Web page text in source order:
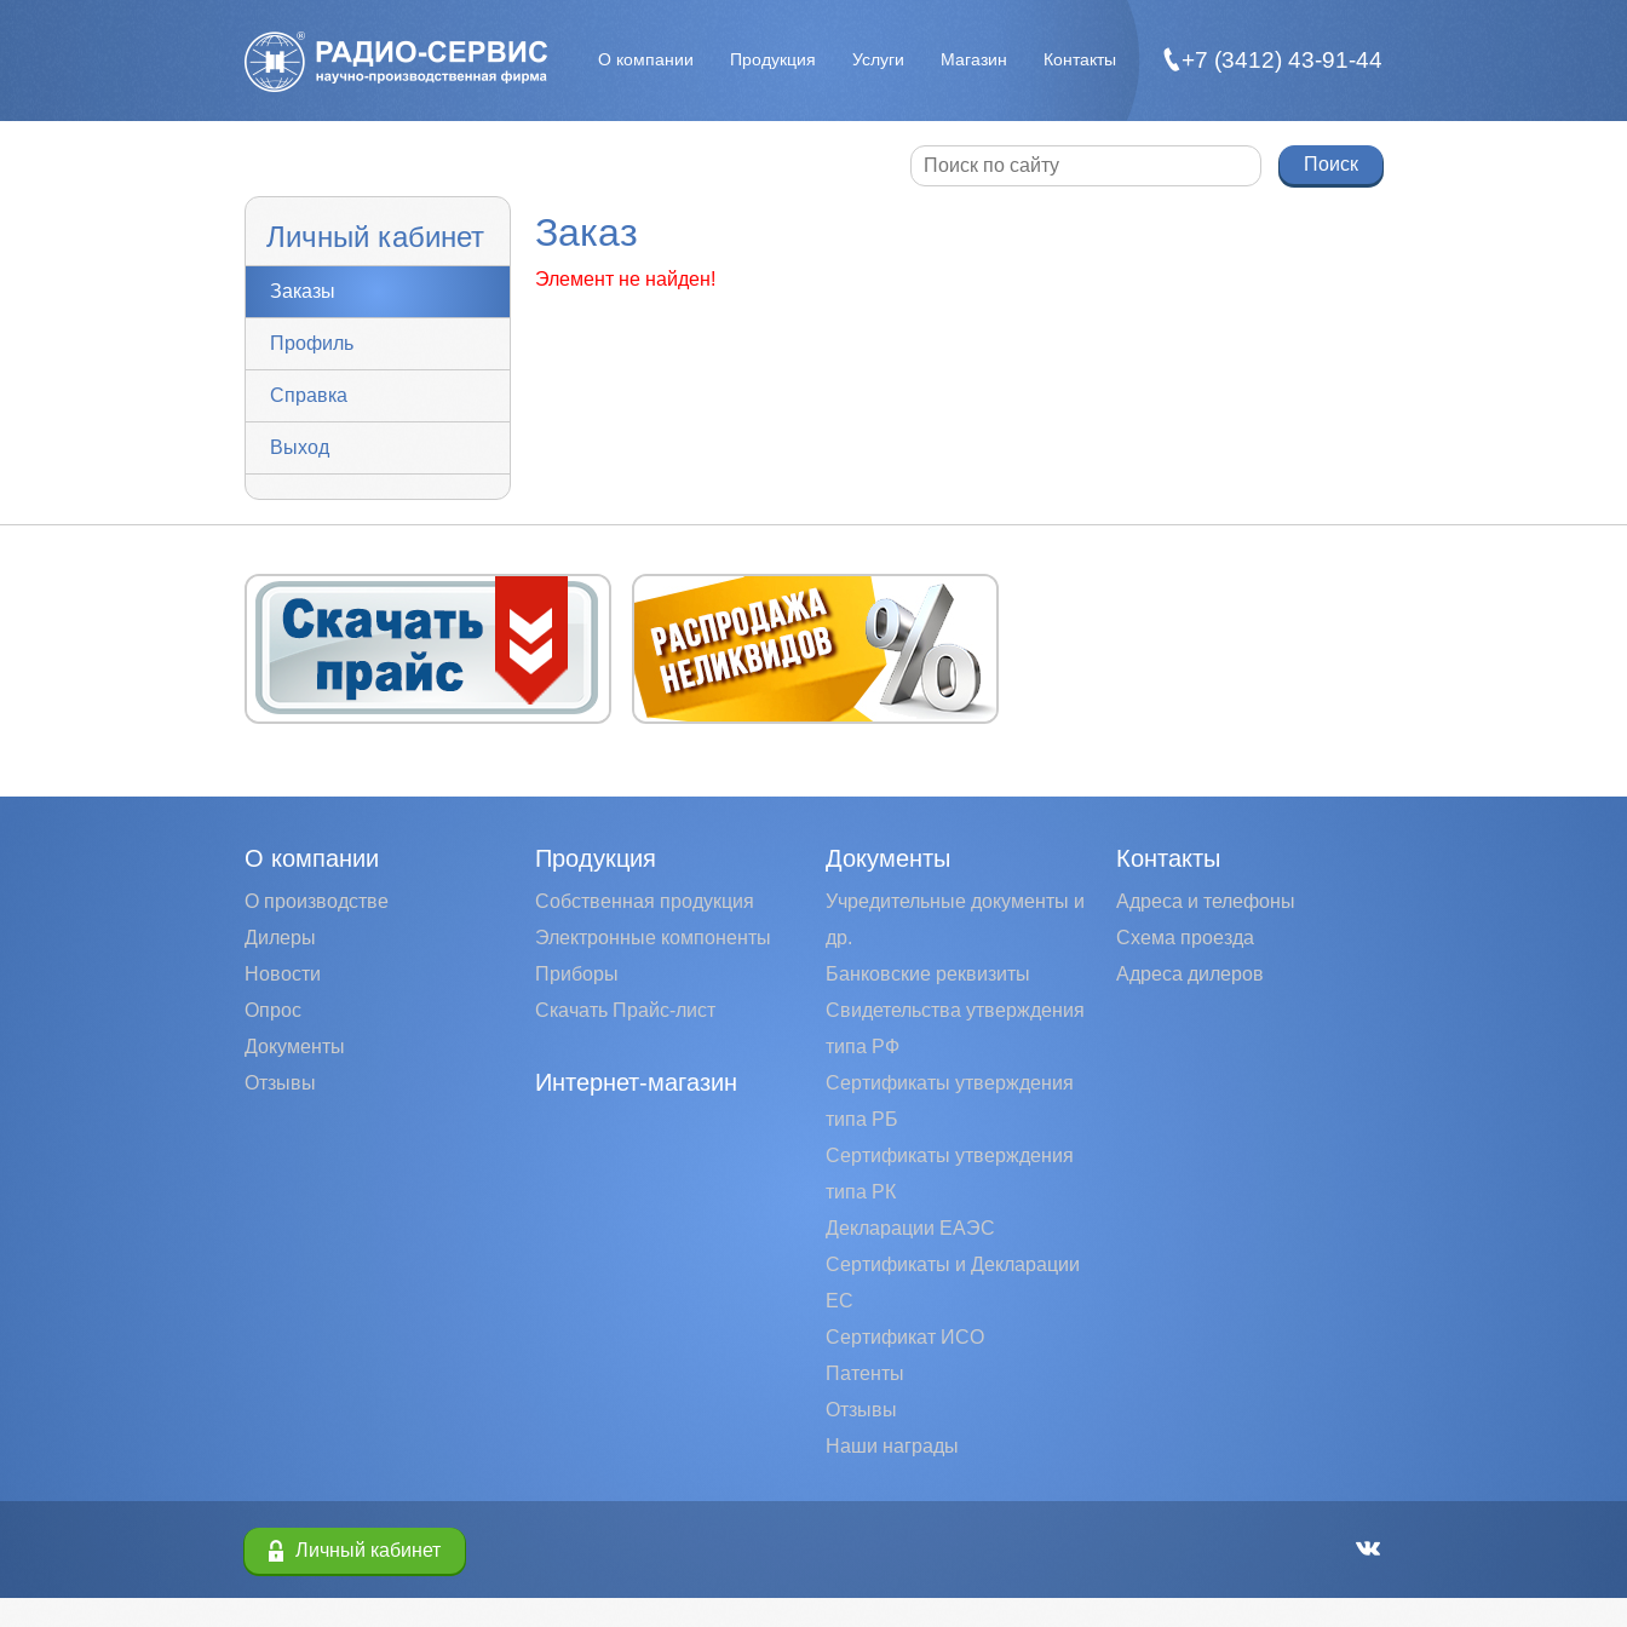
О компании Продукция Услуги Магазин Контакты +7 (3412) 43-91-44
Личный кабинет
Заказы
Профиль
Справка
Выход
Заказ
Элемент не найден!
О компании
О производстве
Дилеры
Новости
Опрос
Документы
Отзывы
Продукция
Собственная продукция
Электронные компоненты
Приборы
Скачать Прайс-лист
Интернет-магазин
Документы
Учредительные документы и
др.
Банковские реквизиты
Свидетельства утверждения
типа РФ
Сертификаты утверждения
типа РБ
Сертификаты утверждения
типа РК
Декларации ЕАЭС
Сертификаты и Декларации
EC
Сертификат ИСО
Патенты
Отзывы
Наши награды
Контакты
Адреса и телефоны
Схема проезда
Адреса дилеров
Личный кабинет